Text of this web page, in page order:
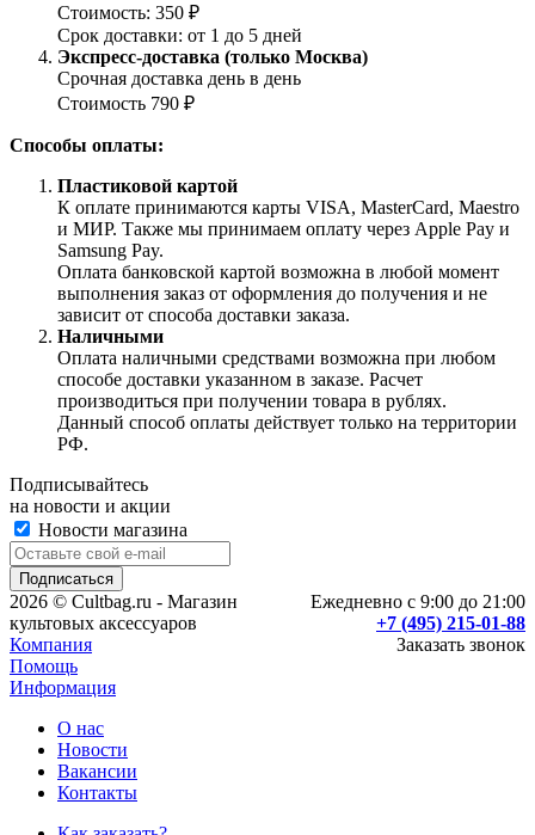
Стоимость: 350 ₽
Срок доставки: от 1 до 5 дней
Экспресс-доставка (только Москва)
Срочная доставка день в день
Стоимость 790 ₽
Способы оплаты:
Пластиковой картой
К оплате принимаются карты VISA, MasterCard, Maestro
и МИР. Также мы принимаем оплату через Apple Pay и
Samsung Pay.
Оплата банковской картой возможна в любой момент
выполнения заказ от оформления до получения и не
зависит от способа доставки заказа.
Наличными
Оплата наличными средствами возможна при любом
способе доставки указанном в заказе. Расчет
производиться при получении товара в рублях.
Данный способ оплаты действует только на территории
РФ.
Подписывайтесь
на новости и акции
Новости магазина
Ежедневно с 9:00 до 21:00
+7 (495) 215-01-88
Заказать звонок
2026 © Cultbag.ru - Магазин
культовых аксессуаров
Компания
Помощь
Информация
О нас
Новости
Вакансии
Контакты